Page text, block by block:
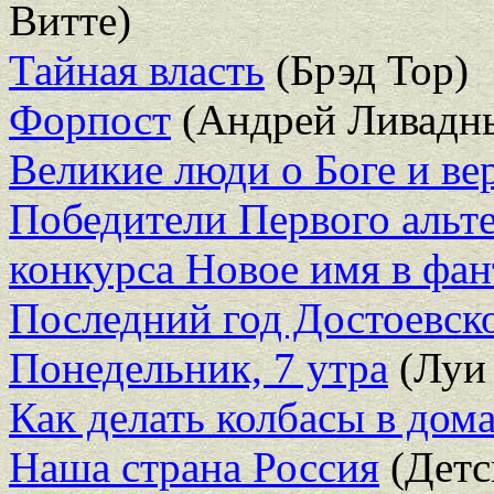
Витте)
Тайная власть(Брэд Тор)
Форпост(Андрей
Великие люди о Боге и
Победители Первого
конкурса Новое имя в
Последний год
Понедельник, 7 утра(Луи
Как делать колбасы в
Наша страна Россия